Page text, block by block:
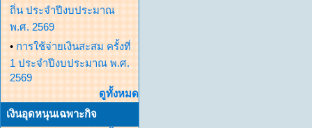
ถิ่น ประจำปีงบประมาณ
พ.ศ. 2569
• การใช้จ่ายเงินสะสม ครั้งที่
1 ประจำปีงบประมาณ พ.ศ.
2569
ดูทั้งหมด
เงินอุดหนุนเฉพาะกิจ